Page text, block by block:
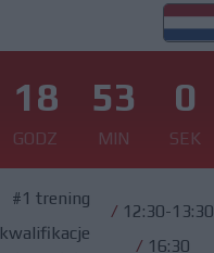
18
GODZ
52
MIN
59
SEK
#1 trening
kwalifikacje
/ 12:30-13:30
/ 16:30